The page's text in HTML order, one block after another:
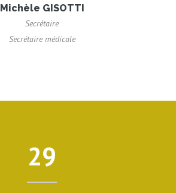
Michèle GISOTTI
Secrétaire
Secrétaire médicale
29